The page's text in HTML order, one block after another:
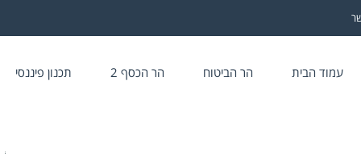
עמוד הבית הר הביטוח הר הכסף 2 תכנון פיננסי